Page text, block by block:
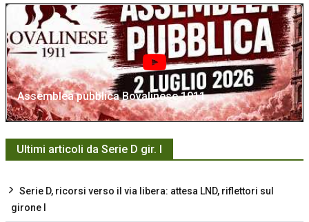
Assemblea pubblica Bovalinese 1911
Ultimi articoli da Serie D gir. I
Serie D, ricorsi verso il via libera: attesa LND, riflettori sul
girone I